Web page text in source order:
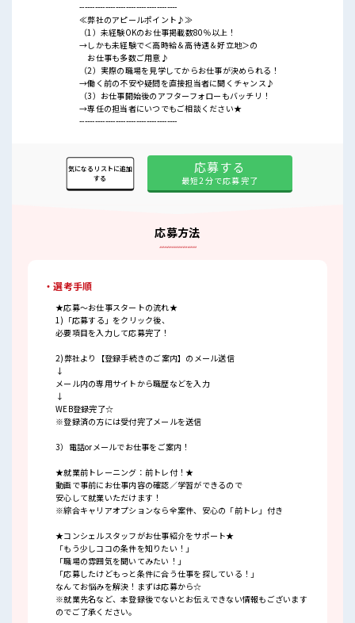
--------------------------------------
≪弊社のアピールポイント♪≫
（1）未経験OKのお仕事掲載数80％以上！
→しかも未経験で＜高時給＆高待遇＆好立地＞の
お仕事も多数ご用意♪
（2）実際の職場を見学してからお仕事が決められる！
→働く前の不安や疑問を直接担当者に聞くチャンス♪
（3）お仕事開始後のアフターフォローもバッチリ！
→専任の担当者にいつでもご相談ください★
--------------------------------------
応募する
最短2分で応募完了
気になるリストに追加
する
応募方法
・選考手順
★応募～お仕事スタートの流れ★
1)「応募する」をクリック後、
必要項目を入力して応募完了！
2)弊社より【登録手続きのご案内】のメール送信
↓
メール内の専用サイトから職歴などを入力
↓
WEB登録完了☆
※登録済の方には受付完了メールを送信
3）電話orメールでお仕事をご案内！
★就業前トレーニング：前トレ付！★
動画で事前にお仕事内容の確認／学習ができるので
安心して就業いただけます！
※綜合キャリアオプションなら全案件、安心の「前トレ」付き
★コンシェルスタッフがお仕事紹介をサポート★
「もう少しココの条件を知りたい！」
「職場の雰囲気を聞いてみたい！」
「応募したけどもっと条件に合う仕事を探している！」
なんてお悩みを解決！まずは応募から☆
※就業先名など、本登録後でないとお伝えできない情報もございます
のでご了承ください。